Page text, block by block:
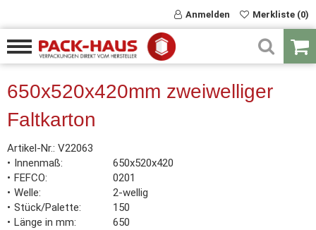
Anmelden Merkliste (0)
650x520x420mm zweiwelliger
Faltkarton
Artikel-Nr.: V22063
Innenmaß
650x520x420
FEFCO
0201
Welle
2-wellig
Stück/Palette
150
Länge in mm
650